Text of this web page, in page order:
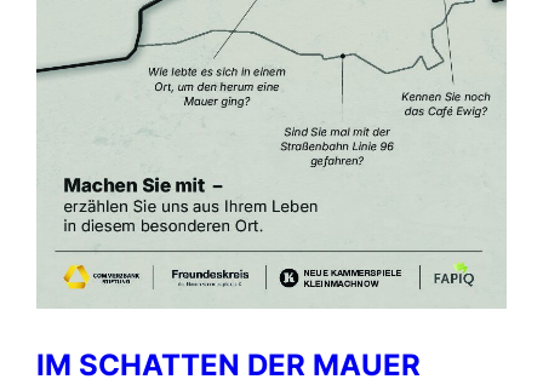
IM SCHATTEN DER MAUER